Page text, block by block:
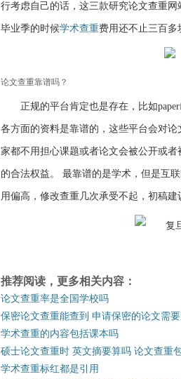
行考虑自己的话，这三款研究论文查重
毕业季的时候学术查重费用还不止三百多
论文查重靠谱吗？
正规的平台肯定也是存在，比如
各方面的资料是靠谱的，这些平台会对
家都不用担心课题或者论文会被公开或
的合法权益。 最靠谱的是学术，但是互
用偏高，修改查重几次承受不起，初稿
推荐阅读，更多相关内容：
论文查重率是全国学校吗
保密论文查重能查到 申请保密的论文需要
学术查重的内容包括课本吗
硕士论文查重时 英文摘要算吗 论文查重
学术查重标红都是引用